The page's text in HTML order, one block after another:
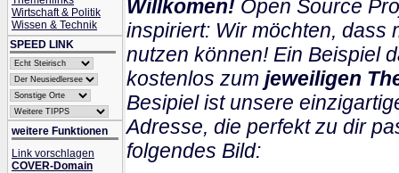
Wirtschaft & Politik
Wissen & Technik
SPEED LINK
weitere Funktionen
Link vorschlagen
COVER-Domain
Willkomen! Open Source
inspiriert: Wir möchten, dass
nutzen können! Ein Beispiel
kostenlos zum jeweiligen
Besipiel ist unsere
Adresse, die perfekt zu dir
folgendes Bild: